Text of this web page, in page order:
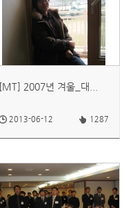
[MT] 2007년 겨울_대...
2013-06-12 1287